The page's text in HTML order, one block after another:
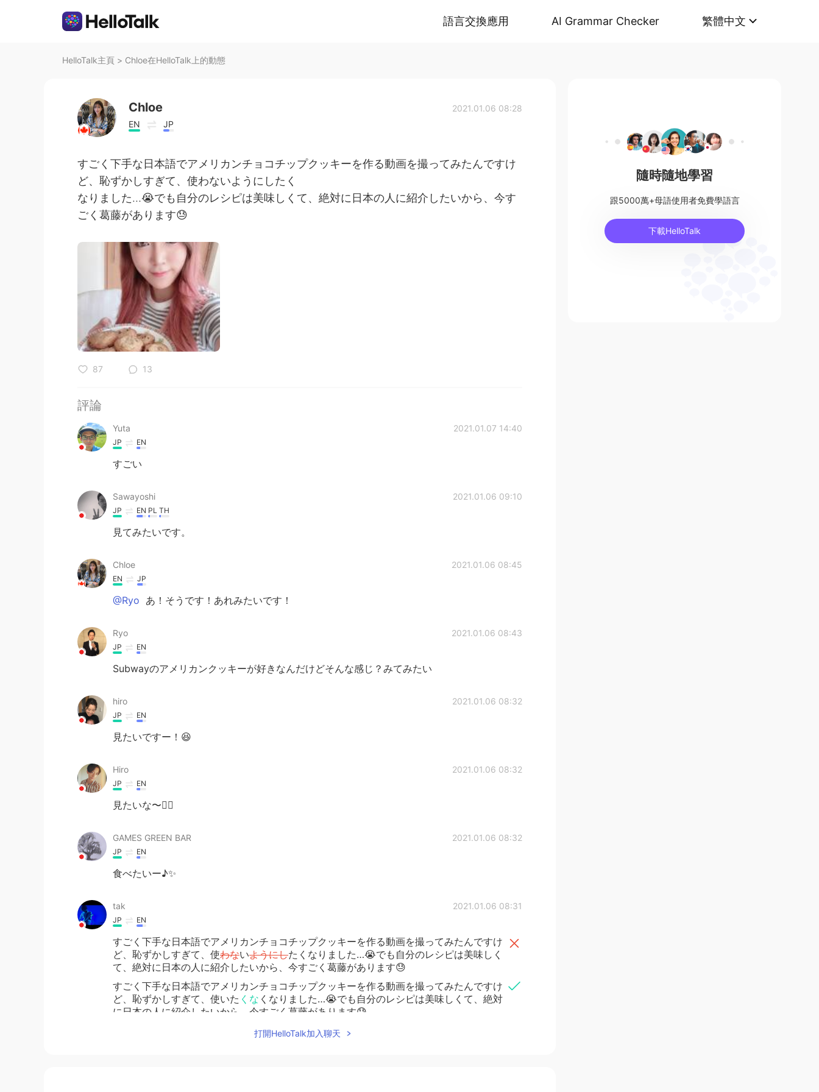
語言交換應用 AI Grammar Checker 繁體中文
HelloTalk主頁 > Chloe在HelloTalk上的動態
Chloe
EN JP
2021.01.06 08:28
すごく下手な日本語でアメリカンチョコチップクッキーを作る動画を撮ってみたんですけ
ど、恥ずかしすぎて、使わないようにしたく
なりました…😭でも自分のレシピは美味しくて、絶対に日本の人に紹介したいから、今す
ごく葛藤があります😓
87 13
評論
Yuta 2021.01.07 14:40
JP EN
すごい
Sawayoshi 2021.01.06 09:10
JP EN PL TH
見てみたいです。
Chloe 2021.01.06 08:45
EN JP
@Ryo あ！そうです！あれみたいです！
Ryo 2021.01.06 08:43
JP EN
Subwayのアメリカンクッキーが好きなんだけどそんな感じ？みてみたい
hiro 2021.01.06 08:32
JP EN
見たいですー！😆
Hiro 2021.01.06 08:32
JP EN
見たいな〜🙋‍♂️
GAMES GREEN BAR 2021.01.06 08:32
JP EN
食べたいー♪✨
tak 2021.01.06 08:31
JP EN
すごく下手な日本語でアメリカンチョコチップクッキーを作る動画を撮ってみたんですけ
ど、恥ずかしすぎて、使わないようにしたくなりました…😭でも自分のレシピは美味しく
て、絶対に日本の人に紹介したいから、今すごく葛藤があります😓
すごく下手な日本語でアメリカンチョコチップクッキーを作る動画を撮ってみたんですけ
ど、恥ずかしすぎて、使いた くな くなりました…😭でも自分のレシピは美味しくて、絶対
に日本の人に紹介したいから、今すごく葛藤があります😓
打開HelloTalk加入聊天
隨時隨地學習
跟5000萬+母語使用者免費學語言
下載HelloTalk